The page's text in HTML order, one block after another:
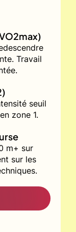
Travail
seuil
zone 1.
m+ sur
sur les